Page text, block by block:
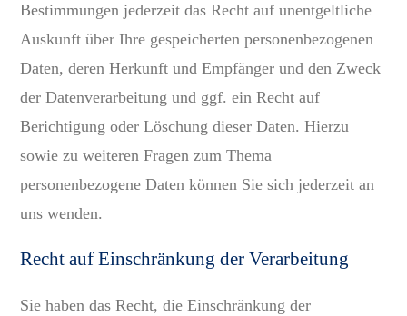
Bestimmungen jederzeit das Recht auf unentgeltliche
Auskunft über Ihre gespeicherten personenbezogenen
Daten, deren Herkunft und Empfänger und den Zweck
der Datenverarbeitung und ggf. ein Recht auf
Berichtigung oder Löschung dieser Daten. Hierzu
sowie zu weiteren Fragen zum Thema
personenbezogene Daten können Sie sich jederzeit an
uns wenden.
Recht auf Einschränkung der Verarbeitung
Sie haben das Recht, die Einschränkung der